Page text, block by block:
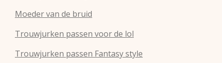
Moeder van de bruid
Trouwjurken passen voor de lol
Trouwjurken passen Fantasy style